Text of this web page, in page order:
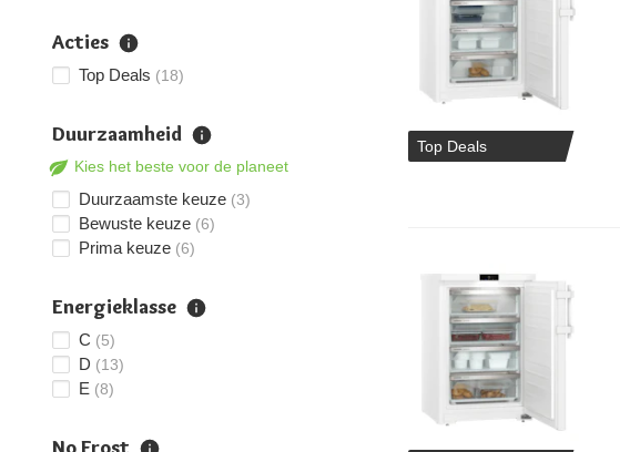
Top Deals
Acties
Top Deals (18)
Duurzaamheid
Kies het beste voor de planeet
Duurzaamste keuze (3)
Bewuste keuze (6)
Prima keuze (6)
Energieklasse
C (5)
D (13)
E (8)